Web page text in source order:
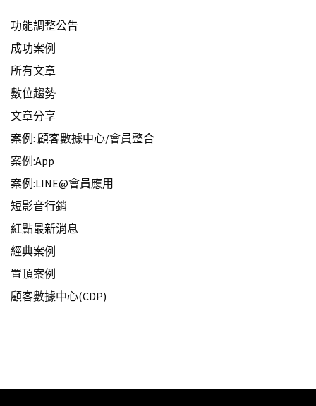
功能調整公告
成功案例
所有文章
數位趨勢
文章分享
案例: 顧客數據中心/會員整合
案例:App
案例:LINE@會員應用
短影音行銷
紅點最新消息
經典案例
置頂案例
顧客數據中心(CDP)